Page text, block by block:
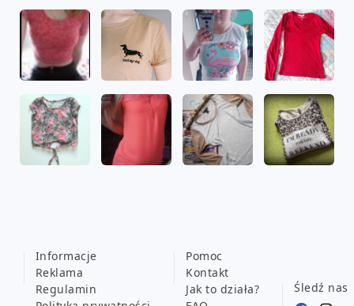
Informacje
Reklama
Regulamin
Pomoc
Kontakt
Jak to działa?
Śledź nas